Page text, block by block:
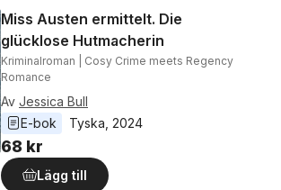
Miss Austen ermittelt. Die
glücklose Hutmacherin
Kriminalroman | Cosy Crime meets Regency
Romance
Av Jessica Bull
E-bok
Tyska, 2024
68 kr
Lägg till